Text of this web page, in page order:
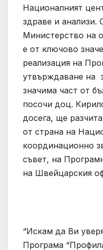
Националният
здраве и анализи.
Министерство на
е от ключово
реализация на
утвърждаване на
значима част от
посочи доц.
досега, ще
от страна на
координационно
съвет, на
на Швейцарския
“Искам да Ви
Програма